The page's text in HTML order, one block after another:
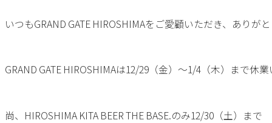
いつもGRAND GATE HIROSHIMAをご愛顧いただき、ありがと
GRAND GATE HIROSHIMAは12/29（金）～1/4（木）まで休業
尚、HIROSHIMA KITA BEER THE BASE.のみ12/30（土）まで